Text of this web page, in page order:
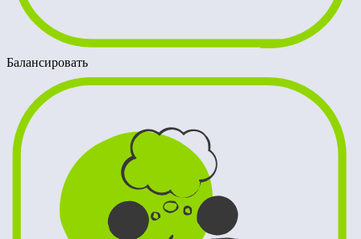
Балансировать